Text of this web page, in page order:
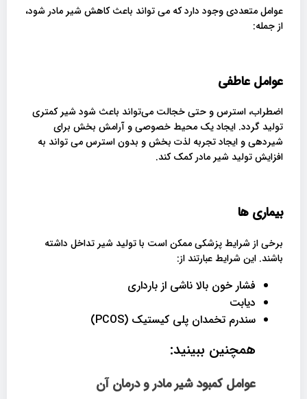
عوامل متعددی وجود دارد که می تواند باعث کاهش شیر مادر شود،
از جمله:
عوامل عاطفی
اضطراب، استرس و حتی خجالت می‌تواند باعث شود شیر کمتری
تولید گردد. ایجاد یک محیط خصوصی و آرامش بخش برای
شیردهی و ایجاد تجربه لذت بخش و بدون استرس می تواند به
افزایش تولید شیر مادر کمک کند.
بیماری ها
برخی از شرایط پزشکی ممکن است با تولید شیر تداخل داشته
باشند. این شرایط عبارتند از:
فشار خون بالا ناشی از بارداری
دیابت
سندرم تخمدان پلی کیستیک (PCOS)
همچنین ببینید:
عوامل کمبود شیر مادر و درمان آن